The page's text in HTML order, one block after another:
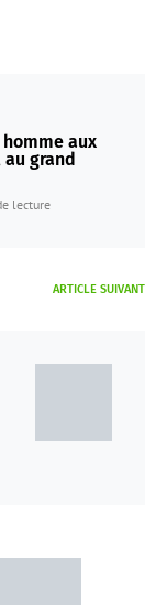
aux
grand
lecture
ARTICLE SUIVANT